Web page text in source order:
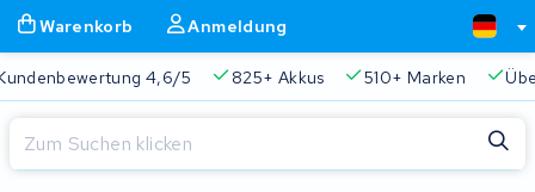
Warenkorb Anmeldung
4,6/5 825+ Akkus 510+ MarkenSchließen